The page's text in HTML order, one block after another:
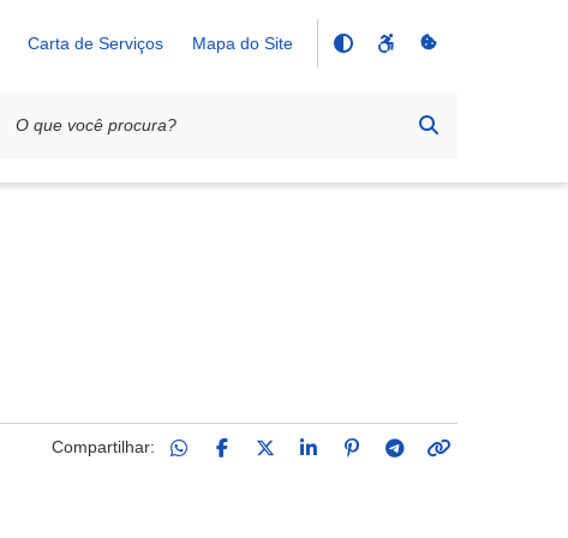
Carta de Serviços Mapa do Site
Compartilhar: